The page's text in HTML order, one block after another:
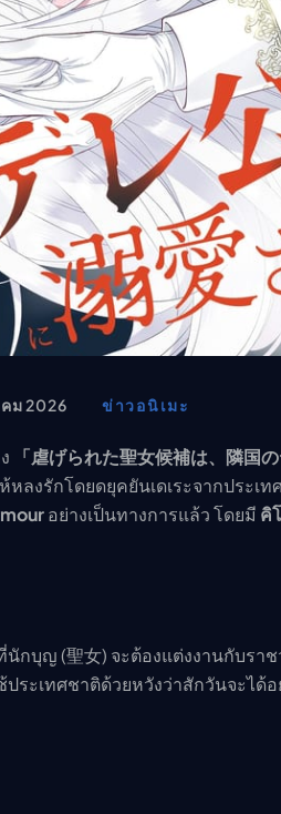
ม 2026 ข่าวอนิเมะ
「虐げられた聖女候補は、隣国
งรักโดยดยุคยันเดเระจากประเท
อย่างเป็นทางการแล้ว โดยมี คิ
กบุญ (聖女) จะต้องแต่งงานกับราช
ะเทศชาติด้วยหวังว่าสักวันจะได้อ